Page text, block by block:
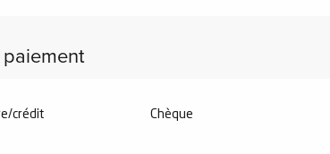
crédit Chèque